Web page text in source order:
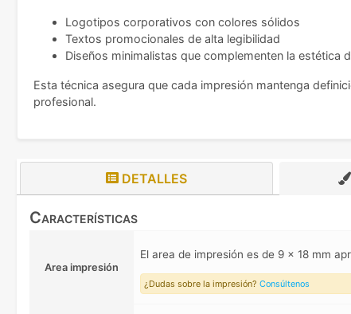
Logotipos corporativos con colores sólidos
Textos promocionales de alta legibilidad
Diseños minimalistas que complementen la estética
Esta técnica asegura que cada impresión mantenga
profesional.
DETALLES
Características
Area impresión
El area de impresión es de 9 x 18 mm
¿Dudas sobre la impresión? Consúltenos